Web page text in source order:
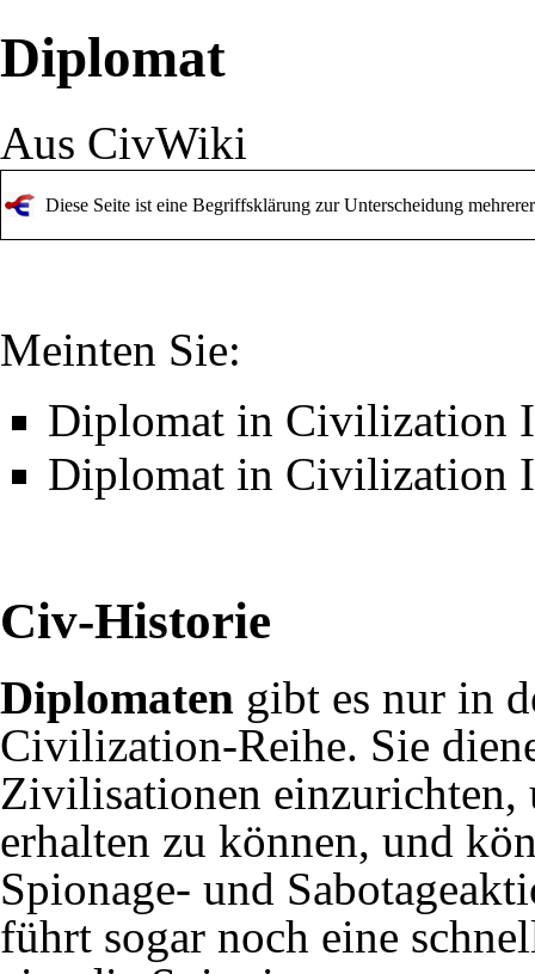
Diplomat
Aus CivWiki
Diese Seite ist eine Begriffsklärung zur Unterscheidung
Meinten Sie:
Diplomat in Civilization
Diplomat in Civilization I
Civ-Historie
Diplomaten gibt es nur in
Civilization-Reihe. Sie
Zivilisationen einzurichten,
erhalten zu können, und
Spionage- und
führt sogar noch eine